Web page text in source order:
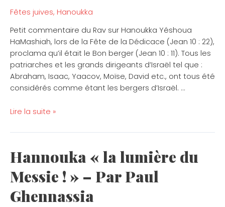
Fêtes juives, Hanoukka
Petit commentaire du Rav sur Hanoukka Yéshoua
HaMashiah, lors de la Fête de la Dédicace (Jean 10 : 22),
proclama qu’il était le Bon berger (Jean 10 : 11). Tous les
patriarches et les grands dirigeants d’Israël tel que :
Abraham, Isaac, Yaacov, Moïse, David etc., ont tous été
considérés comme étant les bergers d’Israël. …
Rodriguez
Lire la suite »
Hannouka « la lumière du
Messie ! » – Par Paul
Ghennassia
Hannouka
« la
lumière
Messie